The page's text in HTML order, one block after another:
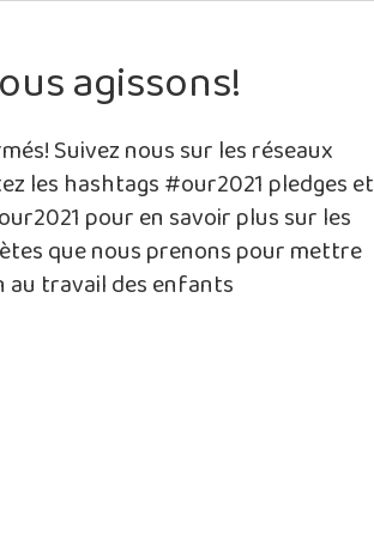
agissons!
Suivez nous sur les réseaux
les hashtags #our2021 pledges et
pour en savoir plus sur les
que nous prenons pour mettre
au travail des enfants